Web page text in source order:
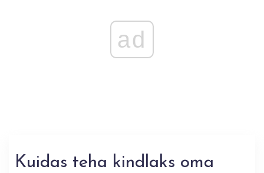
ad
Kuidas teha kindlaks oma